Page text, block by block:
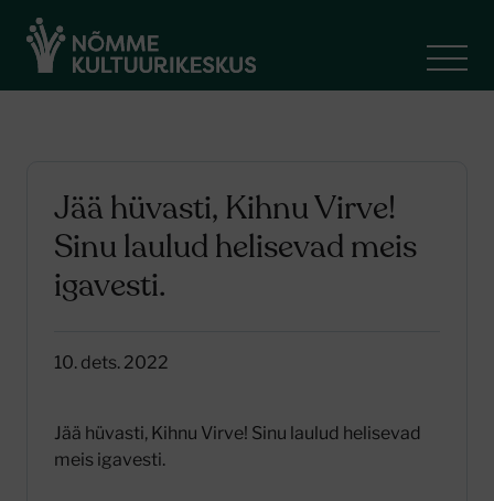
Jää hüvasti, Kihnu Virve!
Sinu laulud helisevad meis
igavesti.
10. dets. 2022
Jää hüvasti, Kihnu Virve! Sinu laulud helisevad
meis igavesti.